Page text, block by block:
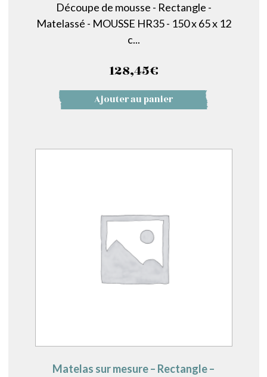
Découpe de mousse - Rectangle -
Matelassé - MOUSSE HR35 - 150 x 65 x 12
c...
128,45€
Ajouter au panier
Matelas sur mesure – Rectangle –